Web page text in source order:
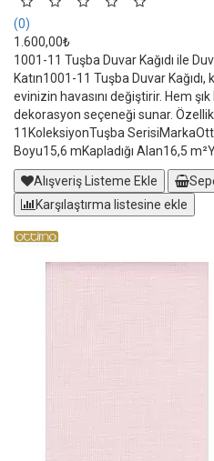
(0)
1.600,00₺
1001-11 Tuşba Duvar Kağıdı ile
Katın1001-11 Tuşba Duvar
evinizin havasını değiştirir. Hem
dekorasyon seçeneği sunar.
11KoleksiyonTuşba
Boyu15,6 mKapladığı Alan16,5
Alışveriş Listeme Ekle
Karşılaştırma listesine ekle